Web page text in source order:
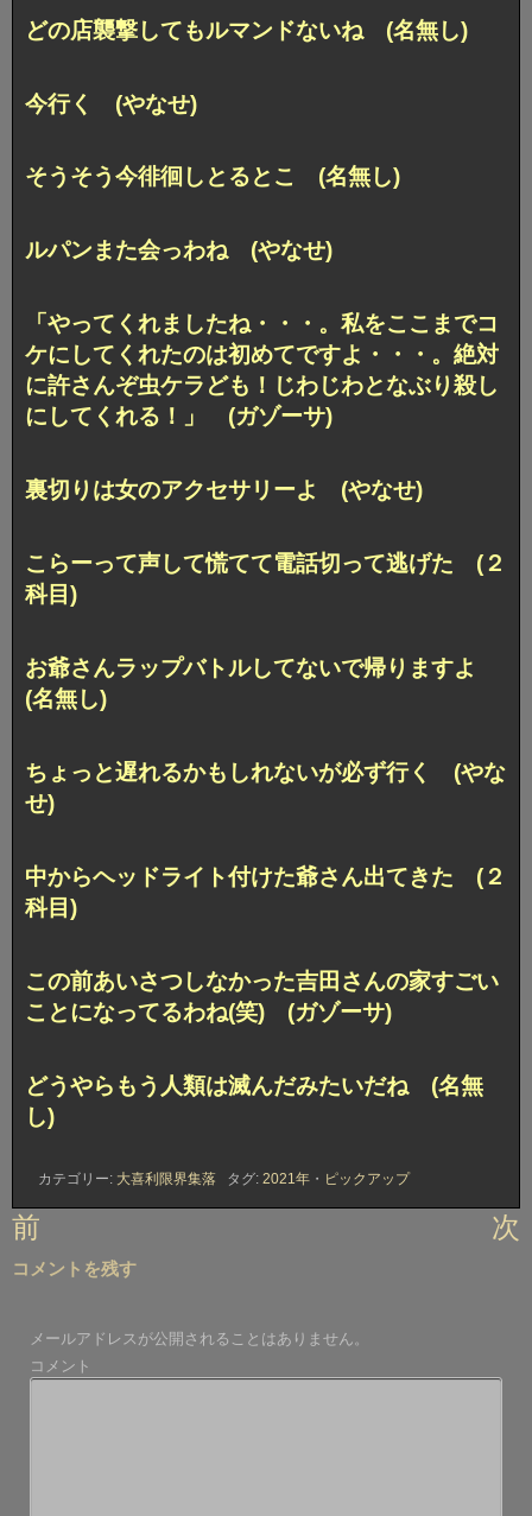
どの店襲撃してもルマンドないね (名無し)
今行く (やなせ)
そうそう今徘徊しとるとこ (名無し)
ルパンまた会っわね (やなせ)
「やってくれましたね・・・。私をここまでコ
ケにしてくれたのは初めてですよ・・・。絶対
に許さんぞ虫ケラども！じわじわとなぶり殺し
にしてくれる！」 (ガゾーサ)
裏切りは女のアクセサリーよ (やなせ)
こらーって声して慌てて電話切って逃げた (２
科目)
お爺さんラップバトルしてないで帰りますよ
(名無し)
ちょっと遅れるかもしれないが必ず行く (やな
せ)
中からヘッドライト付けた爺さん出てきた (２
科目)
この前あいさつしなかった吉田さんの家すごい
ことになってるわね(笑) (ガゾーサ)
どうやらもう人類は滅んだみたいだね (名無
し)
カテゴリー: 大喜利限界集落 タグ: 2021年 ・ ピックアップ
投
ナ
ゲ
ー
前 次
コメントを残す
メールアドレスが公開されることはありません。
コメント